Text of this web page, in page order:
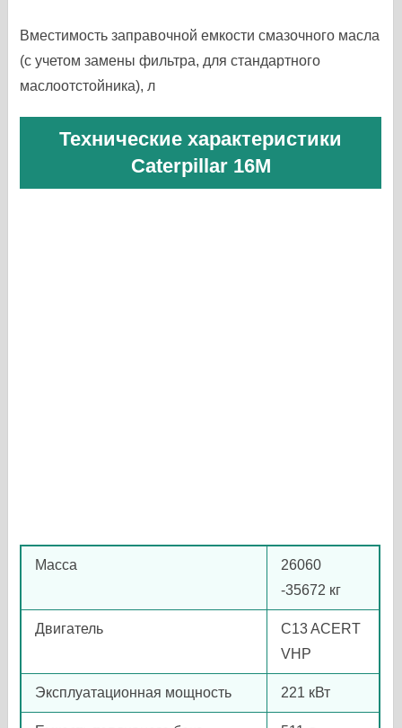
Вместимость заправочной емкости смазочного масла
(с учетом замены фильтра, для стандартного
маслоотстойника), л
Технические характеристики
Caterpillar 16M
Масса
26060
-35672 кг
Двигатель
C13 ACERT
VHP
Эксплуатационная мощность 221 кВт